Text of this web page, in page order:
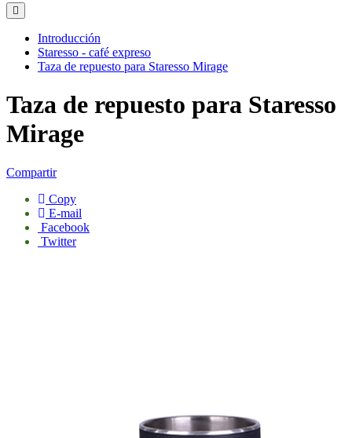
Introducción
Staresso - café expreso
Taza de repuesto para Staresso Mirage
Taza de repuesto para Staresso
Mirage
Compartir
Copy
E-mail
Facebook
Twitter